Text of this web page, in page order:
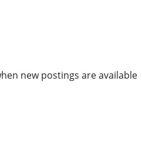
new postings are available